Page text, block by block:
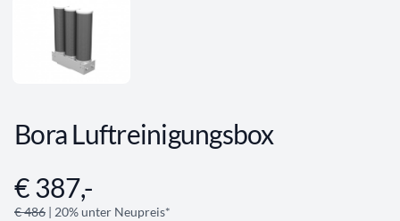
Bora Luftreinigungsbox
Angebotsinformationen
€ 387,-
€ 486 | 20% unter Neupreis*